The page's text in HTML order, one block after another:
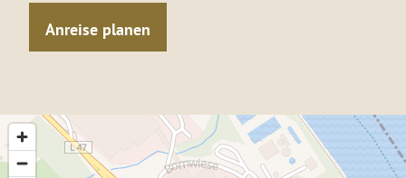
Anreise planen